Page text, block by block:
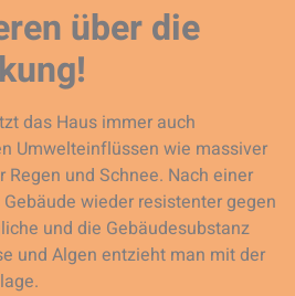
über die
das Haus immer auch
Umwelteinflüssen wie massiver
und Schnee. Nach einer
wieder resistenter gegen
und die Gebäudesubstanz
und Algen entzieht man mit der